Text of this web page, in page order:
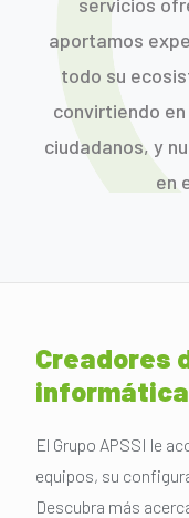
aportamos
todo su
convirtiendo
ciudadanos, y
en
Creadores
El Grupo APSSI le
equipos, su
Descubra más